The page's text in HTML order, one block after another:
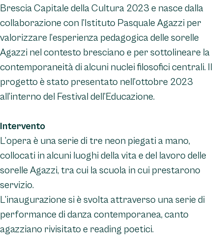
Brescia Capitale della Cultura 2023 e nasce dalla
collaborazione con l’Istituto Pasquale Agazzi per
valorizzare l’esperienza pedagogica delle sorelle
Agazzi nel contesto bresciano e per sottolineare la
contemporaneità di alcuni nuclei filosofici centrali. Il
progetto è stato presentato nell’ottobre 2023
all’interno del Festival dell’Educazione.
Intervento
L’opera è una serie di tre neon piegati a mano,
collocati in alcuni luoghi della vita e del lavoro delle
sorelle Agazzi, tra cui la scuola in cui prestarono
servizio.
L’inaugurazione si è svolta attraverso una serie di
performance di danza contemporanea, canto
agazziano rivisitato e reading poetici.